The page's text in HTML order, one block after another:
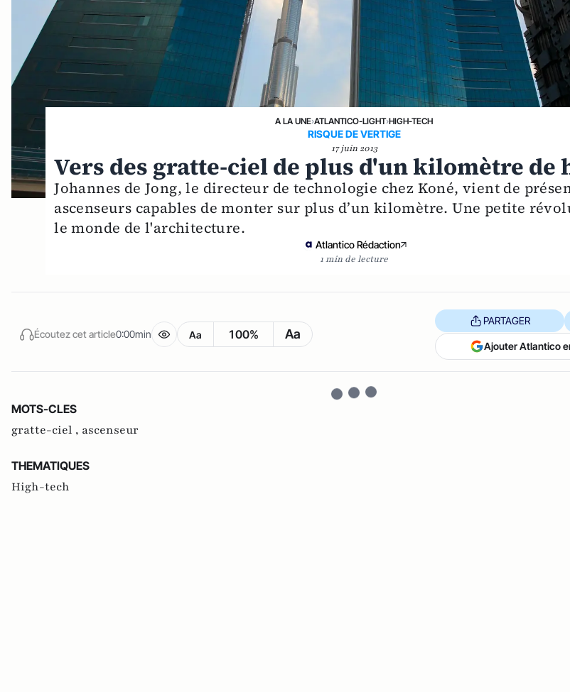
A LA UNE›ATLANTICO-LIGHT›HIGH-TECH
RISQUE DE VERTIGE
17 juin 2013
Vers des gratte-ciel de plus d'un kilomètre de
Johannes de Jong, le directeur de technologie chez Koné, vient de
ascenseurs capables de monter sur plus d’un kilomètre. Une petite
le monde de l'architecture.
Atlantico Rédaction
1 min de lecture
Écoutez cet article0:00min Aa 100% Aa
PARTAGER
Ajouter Atlantico
MOTS-CLES
gratte-ciel , ascenseur
THEMATIQUES
High-tech